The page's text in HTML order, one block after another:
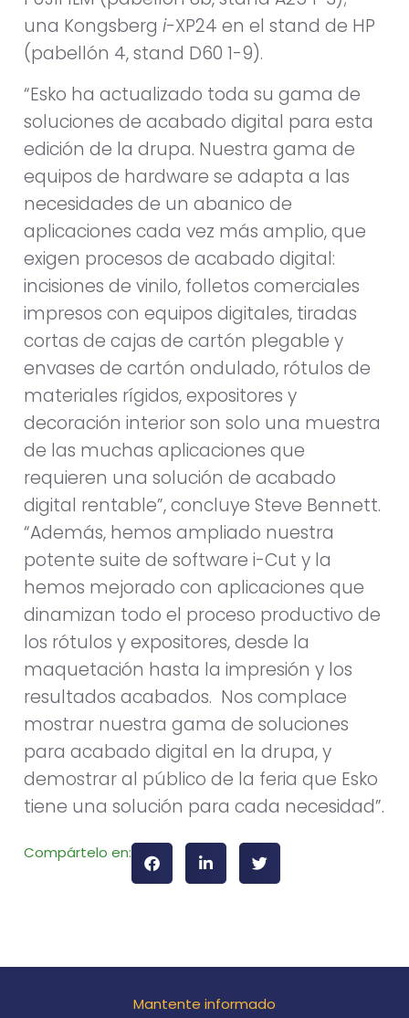
una Kongsberg i-XP24 en el stand de HP
(pabellón 4, stand D60 1-9).
“Esko ha actualizado toda su gama de
soluciones de acabado digital para esta
edición de la drupa. Nuestra gama de
equipos de hardware se adapta a las
necesidades de un abanico de
aplicaciones cada vez más amplio, que
exigen procesos de acabado digital:
incisiones de vinilo, folletos comerciales
impresos con equipos digitales, tiradas
cortas de cajas de cartón plegable y
envases de cartón ondulado, rótulos de
materiales rígidos, expositores y
decoración interior son solo una muestra
de las muchas aplicaciones que
requieren una solución de acabado
digital rentable”, concluye Steve Bennett.
“Además, hemos ampliado nuestra
potente suite de software i-Cut y la
hemos mejorado con aplicaciones que
dinamizan todo el proceso productivo de
los rótulos y expositores, desde la
maquetación hasta la impresión y los
resultados acabados. Nos complace
mostrar nuestra gama de soluciones
para acabado digital en la drupa, y
demostrar al público de la feria que Esko
tiene una solución para cada necesidad”.
Compártelo en:
Mantente informado